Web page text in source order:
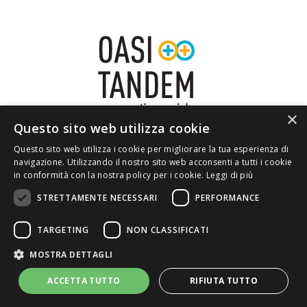
HOME CHI SIAMO
PRIVACY
×
Questo sito web utilizza cookie
Questo sito web utilizza i cookie per migliorare la tua esperienza di
navigazione. Utilizzando il nostro sito web acconsenti a tutti i cookie
in conformità con la nostra policy per i cookie. Leggi di più
STRETTAMENTE NECESSARI
PERFORMANCE
TARGETING NON CLASSIFICATI
MOSTRA DETTAGLI
ACCETTA TUTTO RIFIUTA TUTTO